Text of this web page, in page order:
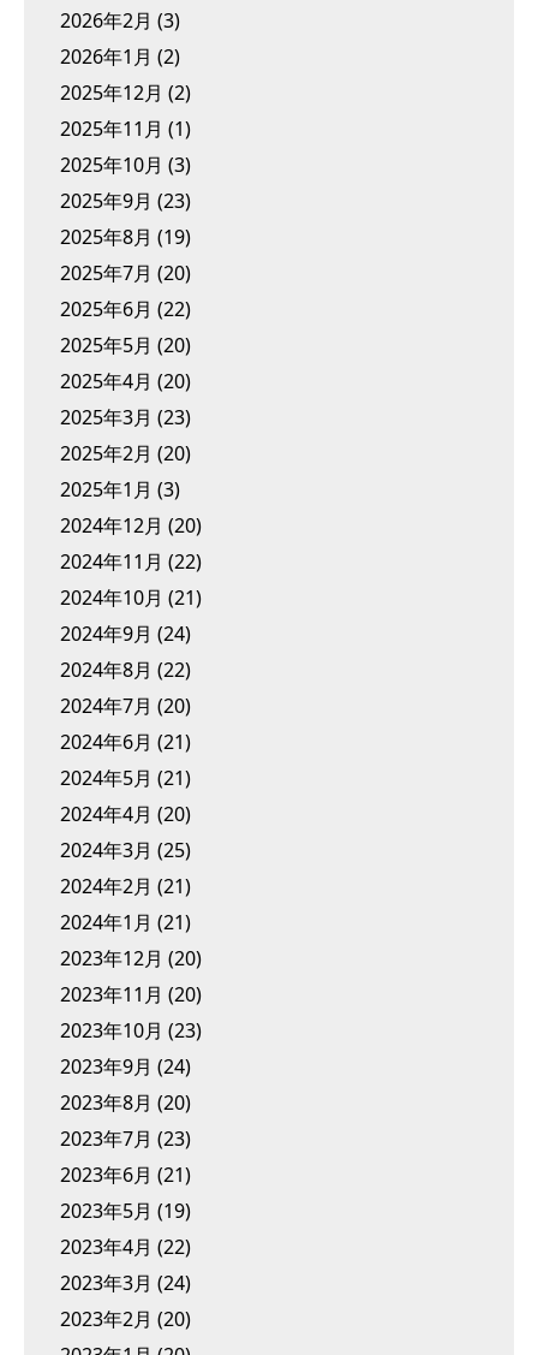
2026年2月 (3)
2026年1月 (2)
2025年12月 (2)
2025年11月 (1)
2025年10月 (3)
2025年9月 (23)
2025年8月 (19)
2025年7月 (20)
2025年6月 (22)
2025年5月 (20)
2025年4月 (20)
2025年3月 (23)
2025年2月 (20)
2025年1月 (3)
2024年12月 (20)
2024年11月 (22)
2024年10月 (21)
2024年9月 (24)
2024年8月 (22)
2024年7月 (20)
2024年6月 (21)
2024年5月 (21)
2024年4月 (20)
2024年3月 (25)
2024年2月 (21)
2024年1月 (21)
2023年12月 (20)
2023年11月 (20)
2023年10月 (23)
2023年9月 (24)
2023年8月 (20)
2023年7月 (23)
2023年6月 (21)
2023年5月 (19)
2023年4月 (22)
2023年3月 (24)
2023年2月 (20)